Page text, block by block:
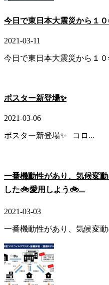
今日で東日本大震災から１０
2021-03-11
今日で東日本大震災から１
ポスター新登場✨
2021-03-06
ポスター新登場✨ コロ...
一番機動性があり、気候変
した🚲愛用しよう🚲...
2021-03-03
一番機動性があり、気候変